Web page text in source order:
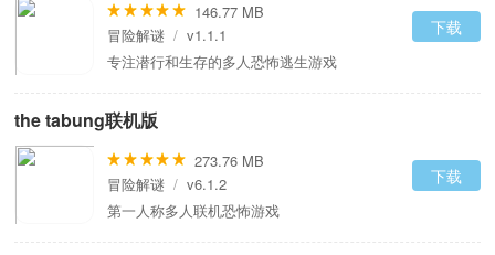
146.77 MB
冒险解谜 / v1.1.1
专注潜行和生存的多人恐怖逃生游戏
下载
the tabung联机版
273.76 MB
冒险解谜 / v6.1.2
第一人称多人联机恐怖游戏
下载